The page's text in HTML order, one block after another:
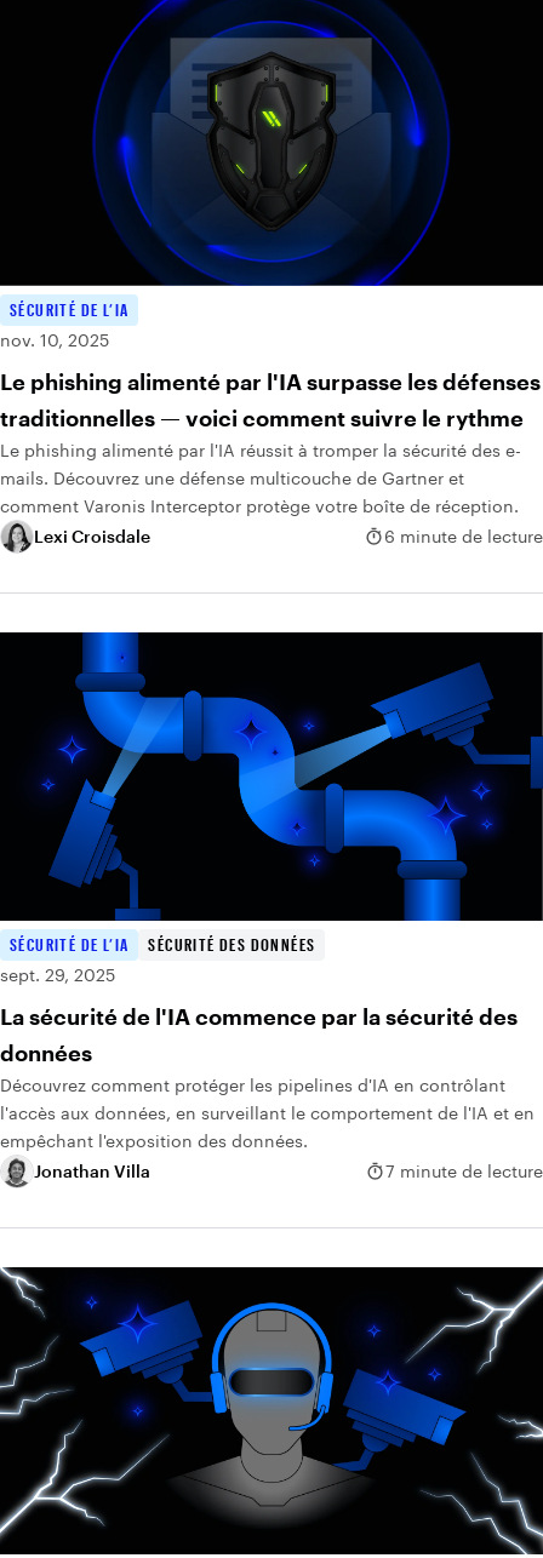
SÉCURITÉ DE L’IA
nov. 10, 2025
Le phishing alimenté par l'IA surpasse les défenses
traditionnelles — voici comment suivre le rythme
Le phishing alimenté par l'IA réussit à tromper la sécurité des e-
mails. Découvrez une défense multicouche de Gartner et
comment Varonis Interceptor protège votre boîte de réception.
Lexi Croisdale
6 minute de lecture
SÉCURITÉ DE L’IA
SÉCURITÉ DES DONNÉES
sept. 29, 2025
La sécurité de l'IA commence par la sécurité des
données
Découvrez comment protéger les pipelines d'IA en contrôlant
l'accès aux données, en surveillant le comportement de l'IA et en
empêchant l'exposition des données.
Jonathan Villa
7 minute de lecture